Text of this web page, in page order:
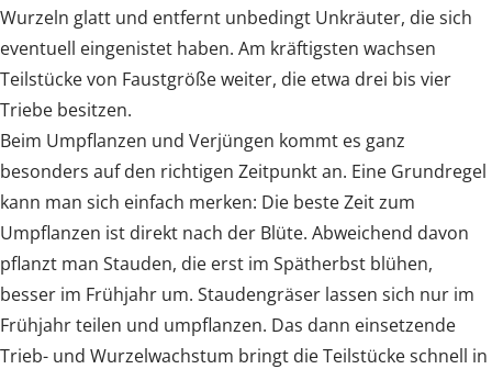
Wurzeln glatt und entfernt unbedingt Unkräuter, die sich
eventuell eingenistet haben. Am kräftigsten wachsen
Teilstücke von Faustgröße weiter, die etwa drei bis vier
Triebe besitzen.
Beim Umpflanzen und Verjüngen kommt es ganz
besonders auf den richtigen Zeitpunkt an. Eine Grundregel
kann man sich einfach merken: Die beste Zeit zum
Umpflanzen ist direkt nach der Blüte. Abweichend davon
pflanzt man Stauden, die erst im Spätherbst blühen,
besser im Frühjahr um. Staudengräser lassen sich nur im
Frühjahr teilen und umpflanzen. Das dann einsetzende
Trieb- und Wurzelwachstum bringt die Teilstücke schnell in